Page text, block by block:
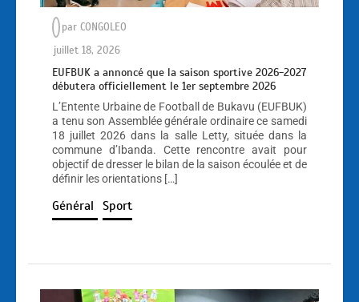
par CONGOLEO
juillet 18, 2026
EUFBUK a annoncé que la saison sportive 2026-2027
débutera officiellement le 1er septembre 2026
L’Entente Urbaine de Football de Bukavu (EUFBUK)
a tenu son Assemblée générale ordinaire ce samedi
18 juillet 2026 dans la salle Letty, située dans la
commune d’Ibanda. Cette rencontre avait pour
objectif de dresser le bilan de la saison écoulée et de
définir les orientations […]
Général Sport